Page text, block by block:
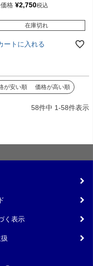
格 ¥2,750税込
在庫切れ
ートに入れる
が安い順 価格が高い順
58件中 1-58件表示
く表示